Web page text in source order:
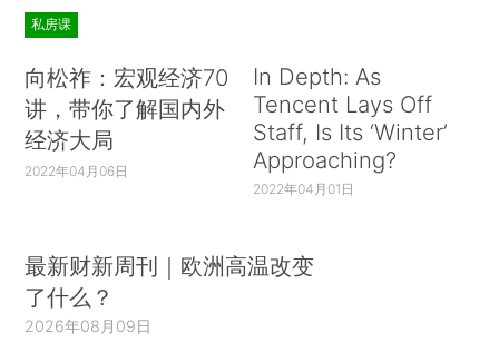
私房课
向松祚：宏观经济70
讲，带你了解国内外
经济大局
2022年04月06日
In Depth: As
Tencent Lays Off
Staff, Is Its ‘Winter’
Approaching?
2022年04月01日
最新财新周刊｜欧洲高温改变
了什么？
2026年08月09日